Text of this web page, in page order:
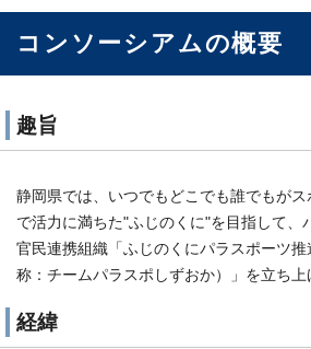
コンソーシアムの概要
趣旨
静岡県では、いつでもどこでも誰でもが
で活力に満ちた"ふじのくに"を目指して、
官民連携組織「ふじのくにパラスポーツ
称：チームパラスポしずおか）」を立ち上
経緯